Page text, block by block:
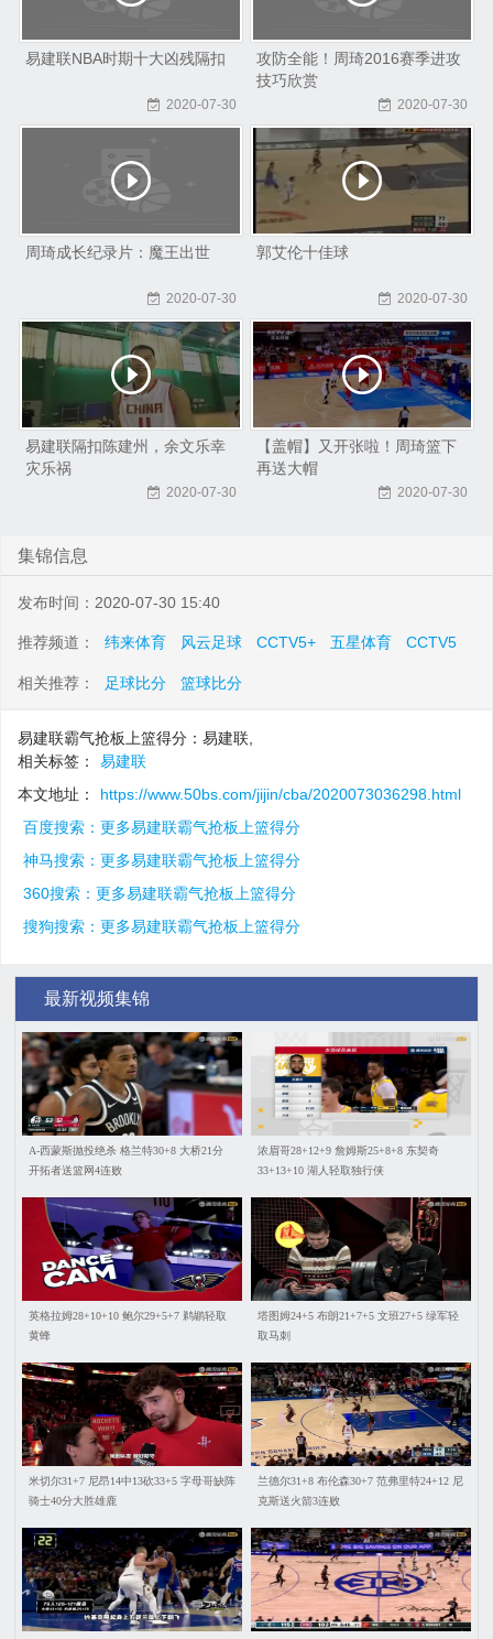
易建联NBA时期十大凶残隔扣
2020-07-30
攻防全能！周琦2016赛季进攻
技巧欣赏
2020-07-30
周琦成长纪录片：魔王出世
2020-07-30
郭艾伦十佳球
2020-07-30
易建联隔扣陈建州，余文乐幸
灾乐祸
2020-07-30
【盖帽】又开张啦！周琦篮下
再送大帽
2020-07-30
集锦信息
发布时间：2020-07-30 15:40
推荐频道： 纬来体育 风云足球 CCTV5+ 五星体育 CCTV5
相关推荐： 足球比分 篮球比分
易建联霸气抢板上篮得分：易建联,
相关标签：
易建联
本文地址：
https://www.50bs.com/jijin/cba/2020073036298.html
百度搜索：更多易建联霸气抢板上篮得分
神马搜索：更多易建联霸气抢板上篮得分
360搜索：更多易建联霸气抢板上篮得分
搜狗搜索：更多易建联霸气抢板上篮得分
最新视频集锦
A-西蒙斯抛投绝杀 格兰特30+8 大桥21分
开拓者送篮网4连败
浓眉哥28+12+9 詹姆斯25+8+8 东契奇
33+13+10 湖人轻取独行侠
英格拉姆28+10+10 鲍尔29+5+7 鹈鹕轻取
黄蜂
塔图姆24+5 布朗21+7+5 文班27+5 绿军轻
取马刺
米切尔31+7 尼昂14中13砍33+5 字母哥缺阵
骑士40分大胜雄鹿
兰德尔31+8 布伦森30+7 范弗里特24+12 尼
克斯送火箭3连败